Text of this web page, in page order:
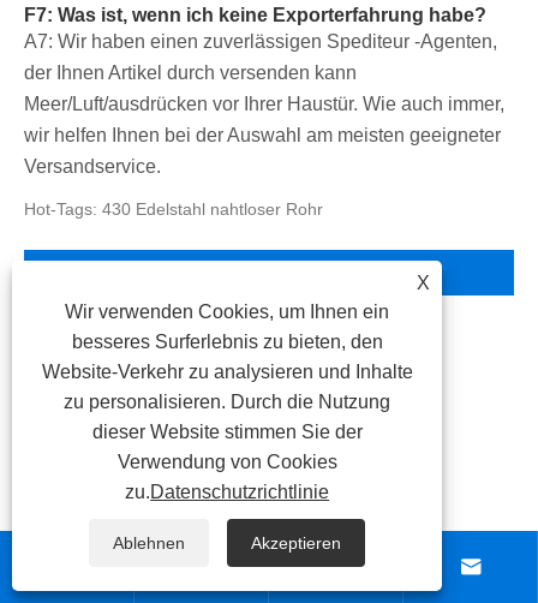
F7: Was ist, wenn ich keine Exporterfahrung habe?
A7: Wir haben einen zuverlässigen Spediteur -Agenten,
der Ihnen Artikel durch versenden kann
Meer/Luft/ausdrücken vor Ihrer Haustür. Wie auch immer,
wir helfen Ihnen bei der Auswahl am meisten geeigneter
Versandservice.
Hot-Tags: 430 Edelstahl nahtloser Rohr
Edelstahlblech
Edelstahlrohr
Edelstahlspule
Edelstahlstange
Edelstahlprofil
 
X
Wir verwenden Cookies, um Ihnen ein
besseres Surferlebnis zu bieten, den
Website-Verkehr zu analysieren und Inhalte
zu personalisieren. Durch die Nutzung
dieser Website stimmen Sie der
Verwendung von Cookies
zu.Datenschutzrichtlinie
Ablehnen Akzeptieren